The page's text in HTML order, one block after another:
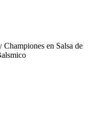
en Salsa de